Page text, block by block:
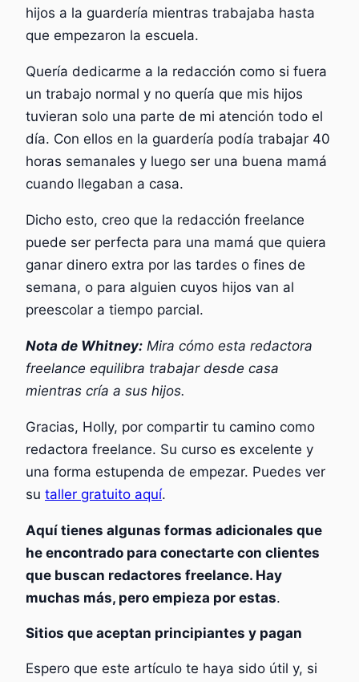
hijos a la guardería mientras trabajaba hasta
que empezaron la escuela.
Quería dedicarme a la redacción como si fuera
un trabajo normal y no quería que mis hijos
tuvieran solo una parte de mi atención todo el
día. Con ellos en la guardería podía trabajar 40
horas semanales y luego ser una buena mamá
cuando llegaban a casa.
Dicho esto, creo que la redacción freelance
puede ser perfecta para una mamá que quiera
ganar dinero extra por las tardes o fines de
semana, o para alguien cuyos hijos van al
preescolar a tiempo parcial.
Nota de Whitney: Mira cómo esta redactora
freelance equilibra trabajar desde casa
mientras cría a sus hijos.
Gracias, Holly, por compartir tu camino como
redactora freelance. Su curso es excelente y
una forma estupenda de empezar. Puedes ver
su taller gratuito aquí.
Aquí tienes algunas formas adicionales que
he encontrado para conectarte con clientes
que buscan redactores freelance. Hay
muchas más, pero empieza por estas.
Sitios que aceptan principiantes y pagan
Espero que este artículo te haya sido útil y, si